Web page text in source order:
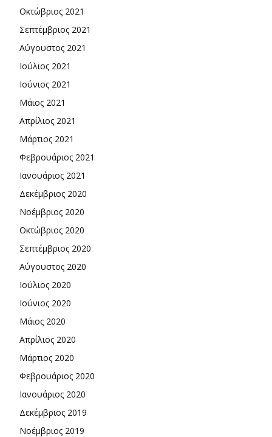
Οκτώβριος 2021
Σεπτέμβριος 2021
Αύγουστος 2021
Ιούλιος 2021
Ιούνιος 2021
Μάιος 2021
Απρίλιος 2021
Μάρτιος 2021
Φεβρουάριος 2021
Ιανουάριος 2021
Δεκέμβριος 2020
Νοέμβριος 2020
Οκτώβριος 2020
Σεπτέμβριος 2020
Αύγουστος 2020
Ιούλιος 2020
Ιούνιος 2020
Μάιος 2020
Απρίλιος 2020
Μάρτιος 2020
Φεβρουάριος 2020
Ιανουάριος 2020
Δεκέμβριος 2019
Νοέμβριος 2019